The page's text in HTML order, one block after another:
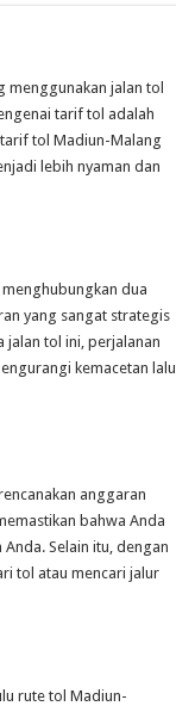
menggunakan jalan tol
tarif tol adalah
tol Madiun-Malang
lebih nyaman dan
dua
yang sangat strategis
jalan tol ini, perjalanan
kemacetan lalu
anggaran
bahwa Anda
Selain itu, dengan
tol atau mencari jalur
rute tol Madiun-